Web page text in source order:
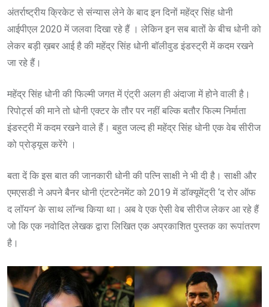
अंतर्राष्ट्रीय क्रिकेट से संन्यास लेने के बाद इन दिनों महेंद्र सिंह धोनी
आईपीएल 2020 में जलवा दिखा रहे हैं । लेकिन इन सब बातों के बीच धोनी को
लेकर बड़ी ख़बर आई है की महेंद्र सिंह धोनी बॉलीवुड इंडस्ट्री में कदम रखने
जा रहे हैं।
महेंद्र सिंह धोनी की फिल्मी जगत में एंट्री अलग ही अंदाजा में होने वाली है।
रिपोर्ट्स की माने तो धोनी एक्टर के तौर पर नहीं बल्कि बतौर फिल्म निर्माता
इंडस्ट्री में कदम रखने वाले हैं। बहुत जल्द ही महेंद्र सिंह धोनी एक वेब सीरीज
को प्रोड्यूस करेंगे ।
बता दें कि इस बात की जानकारी धोनी की पत्नि साक्षी ने भी दी है। साक्षी और
एमएसडी ने अपने बैनर धोनी एंटरटेनमेंट को 2019 में डॉक्यूमेंट्री ‘द रोर ऑफ
द लॉयन’ के साथ लॉन्च किया था। अब वे एक ऐसी वेब सीरीज लेकर आ रहे हैं
जो कि एक नवोदित लेखक द्वारा लिखित एक अप्रकाशित पुस्तक का रूपांतरण
है।